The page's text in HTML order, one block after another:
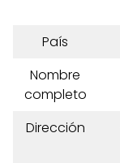
País
Nombre
completo
Dirección